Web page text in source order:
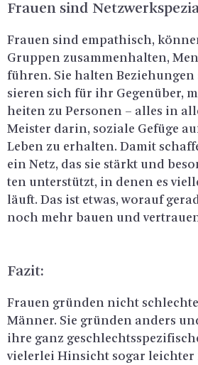
Frau­en sind
Frau­en sind em­pa­thisch,
Grup­pen zu­sam­men­hal­ten,
füh­ren. Sie hal­ten
sie­ren sich für ihr Ge­gen­über,
hei­ten zu Per­so­nen – alles in
Meis­ter darin, so­zia­le Ge­fü­ge
Leben zu er­hal­ten. Damit
ein Netz, das sie stärkt und
ten un­ter­stützt, in denen es
läuft. Das ist etwas, wor­auf
noch mehr bauen und
Fazit:
Frau­en grün­den nicht
Män­ner. Sie grün­den an­ders
ihre ganz
vie­ler­lei Hin­sicht sogar